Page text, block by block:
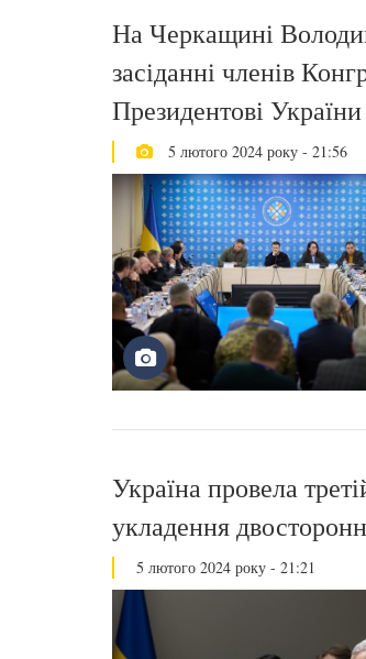
На Черкащині
засіданні членів
Президентові України
5 лютого 2024 року - 21:56
Україна провела
укладення
5 лютого 2024 року - 21:21